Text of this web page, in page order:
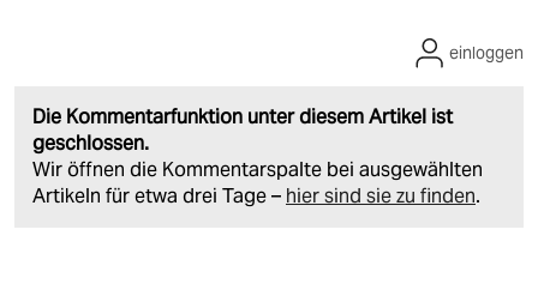
Die Kommentarfunktion unter diesem Artikel ist
geschlossen.
Wir öffnen die Kommentarspalte bei ausgewählten
Artikeln für etwa drei Tage – hier sind sie zu finden.
einloggen